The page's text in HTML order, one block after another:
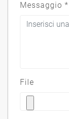
Messaggio *
File